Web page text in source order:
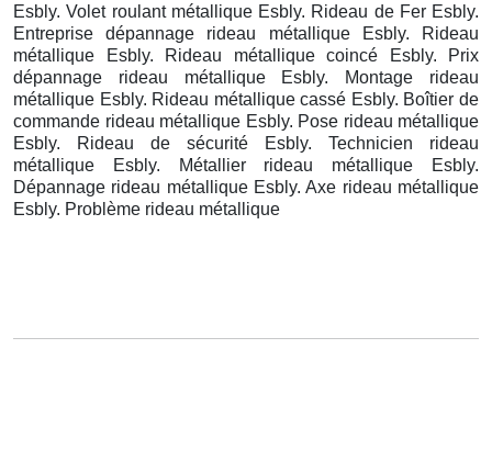
Esbly. Volet roulant métallique Esbly. Rideau de Fer Esbly.
Entreprise dépannage rideau métallique Esbly. Rideau
métallique Esbly. Rideau métallique coincé Esbly. Prix
dépannage rideau métallique Esbly. Montage rideau
métallique Esbly. Rideau métallique cassé Esbly. Boîtier de
commande rideau métallique Esbly. Pose rideau métallique
Esbly. Rideau de sécurité Esbly. Technicien rideau
métallique Esbly. Métallier rideau métallique Esbly.
Dépannage rideau métallique Esbly. Axe rideau métallique
Esbly. Problème rideau métallique